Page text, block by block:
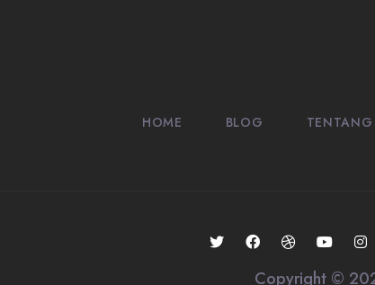
HOME BLOG
Copyright ©